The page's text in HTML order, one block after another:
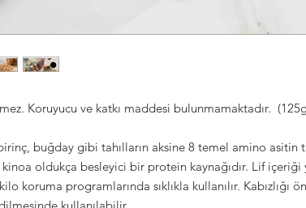
Koruyucu ve katkı maddesi bulunmamaktadır.
buğday gibi tahılların aksine 8 temel amino asitin
oldukça besleyici bir protein kaynağıdır. Lif içeriği
koruma programlarında sıklıkla kullanılır. Kabızlığı